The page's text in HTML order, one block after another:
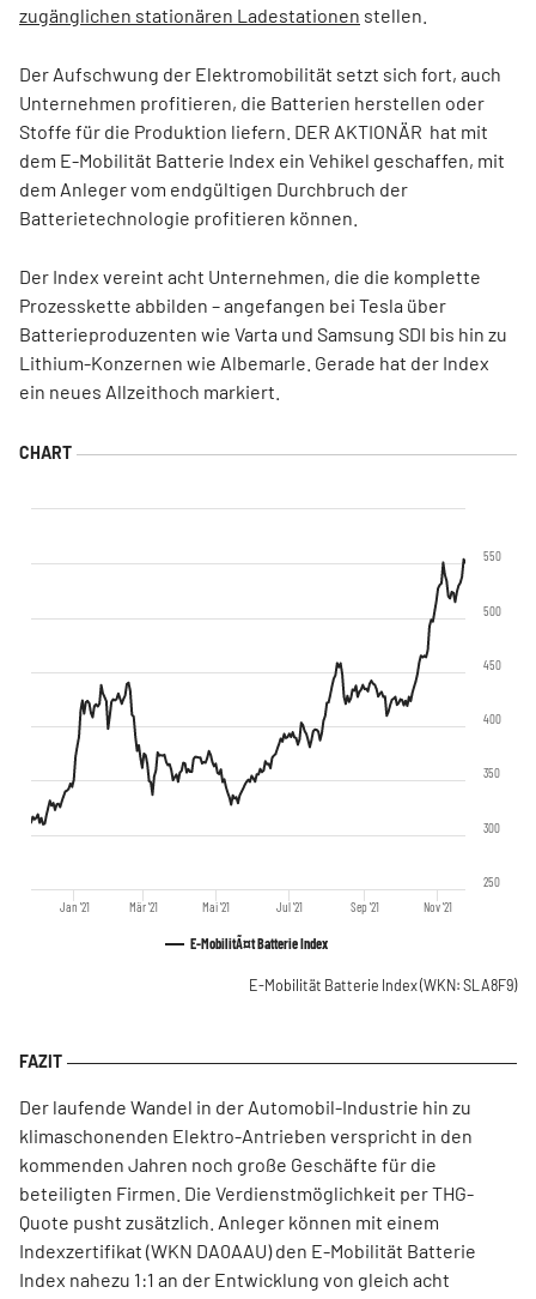
zugänglichen stationären Ladestationen stellen.
Der Aufschwung der Elektromobilität setzt sich fort, auch
Unternehmen profitieren, die Batterien herstellen oder
Stoffe für die Produktion liefern. DER AKTIONÄR hat mit
dem E-Mobilität Batterie Index ein Vehikel geschaffen, mit
dem Anleger vom endgültigen Durchbruch der
Batterietechnologie profitieren können.
Der Index vereint acht Unternehmen, die die komplette
Prozesskette abbilden – angefangen bei Tesla über
Batterieproduzenten wie Varta und Samsung SDI bis hin zu
Lithium-Konzernen wie Albemarle. Gerade hat der Index
ein neues Allzeithoch markiert.
E-MobilitÃ¤t Batterie Index
Jan '21 Mär '21 Mai '21 Jul '21 Sep '21 Nov '21
250
300
350
400
450
500
550
E-Mobilität Batterie Index(WKN: SLA8F9)
Der laufende Wandel in der Automobil-Industrie hin zu
klimaschonenden Elektro-Antrieben verspricht in den
kommenden Jahren noch große Geschäfte für die
beteiligten Firmen. Die Verdienstmöglichkeit per THG-
Quote pusht zusätzlich. Anleger können mit einem
Indexzertifikat (WKN DA0AAU) den E-Mobilität Batterie
Index nahezu 1:1 an der Entwicklung von gleich acht